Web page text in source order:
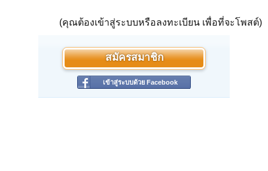
(คุณต้องเข้าสู่ระบบหรือลงทะเบียน เพื่อที่จะโพสต์)
สมัครสมาชิก
เข้าสู่ระบบด้วย Facebook